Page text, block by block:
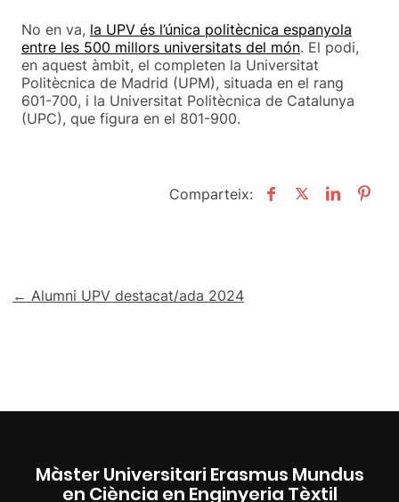
No en va, la UPV és l’única politècnica espanyola
entre les 500 millors universitats del món. El podi,
en aquest àmbit, el completen la Universitat
Politècnica de Madrid (UPM), situada en el rang
601-700, i la Universitat Politècnica de Catalunya
(UPC), que figura en el 801-900.
Comparteix:
Navegació
← Alumni UPV destacat/ada 2024
Màster Universitari Erasmus Mundus
en Ciència en Enginyeria Tèxtil